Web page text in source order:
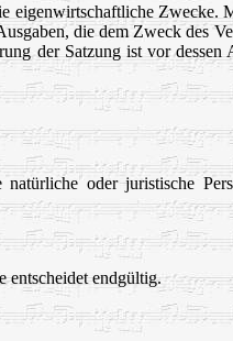
eigenwirtschaftliche Zwecke.
die dem Zweck des
der Satzung ist vor dessen
oder juristische
entscheidet endgültig.